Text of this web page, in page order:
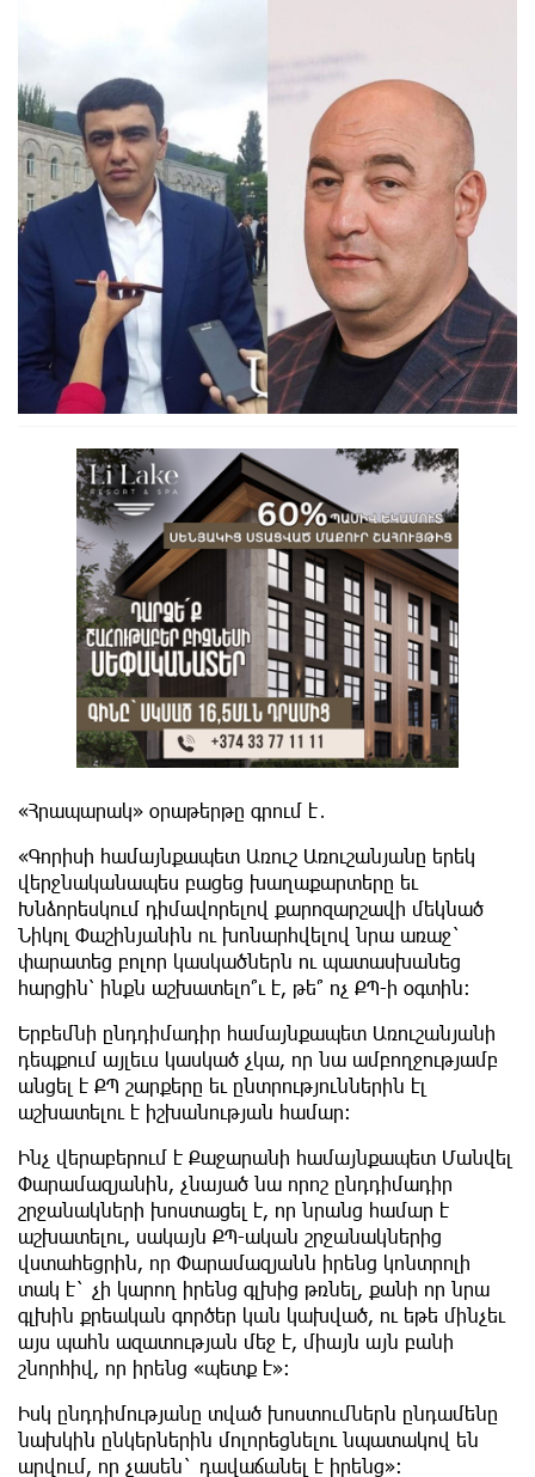
«Հրապարակ» օրաթերթը գրում է․
«Գորիսի համայնքապետ Առուշ Առուշանյանը երեկ
վերջնականապես բացեց խաղաքարտերը եւ
Խնձորեսկում դիմավորելով քարոզարշավի մեկնած
Նիկոլ Փաշինյանին ու խոնարհվելով նրա առաջ`
փարատեց բոլոր կասկածներն ու պատասխանեց
հարցին՝ ինքն աշխատելո՞ւ է, թե՞ ոչ ՔՊ-ի օգտին։
Երբեմնի ընդդիմադիր համայնքապետ Առուշանյանի
դեպքում այլեւս կասկած չկա, որ նա ամբողջությամբ
անցել է ՔՊ շարքերը եւ ընտրություններին էլ
աշխատելու է իշխանության համար։
Ինչ վերաբերում է Քաջարանի համայնքապետ Մանվել
Փարամազյանին, չնայած նա որոշ ընդդիմադիր
շրջանակների խոստացել է, որ նրանց համար է
աշխատելու, սակայն ՔՊ-ական շրջանակներից
վստահեցրին, որ Փարամազյանն իրենց կոնտրոլի
տակ է` չի կարող իրենց գլխից թռնել, քանի որ նրա
գլխին քրեական գործեր կան կախված, ու եթե մինչեւ
այս պահն ազատության մեջ է, միայն այն բանի
շնորհիվ, որ իրենց «պետք է»։
Իսկ ընդդիմությանը տված խոստումներն ընդամենը
նախկին ընկերներին մոլորեցնելու նպատակով են
արվում, որ չասեն` դավաճանել է իրենց»: